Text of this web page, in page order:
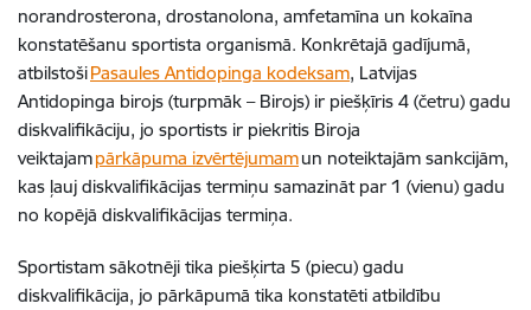
norandrosterona, drostanolona, amfetamīna un kokaīna
konstatēšanu sportista organismā. Konkrētajā gadījumā,
atbilstošiPasaules Antidopinga kodeksam, Latvijas
Antidopinga birojs (turpmāk – Birojs) ir piešķīris 4 (četru) gadu
diskvalifikāciju, jo sportists ir piekritis Biroja
veiktajampārkāpuma izvērtējumamun noteiktajām sankcijām,
kas ļauj diskvalifikācijas termiņu samazināt par 1 (vienu) gadu
no kopējā diskvalifikācijas termiņa.
Sportistam sākotnēji tika piešķirta 5 (piecu) gadu
diskvalifikācija, jo pārkāpumā tika konstatēti atbildību